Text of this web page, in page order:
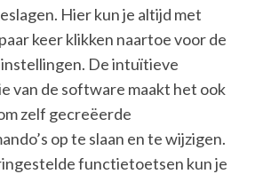
Hier kun je altijd met
keer klikken naartoe voor de
De intuïtieve
van de software maakt het ook
zelf gecreëerde
op te slaan en te wijzigen.
functietoetsen kun je